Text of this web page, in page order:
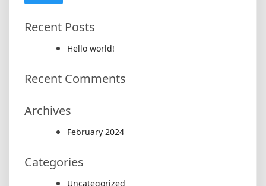
Recent Posts
Hello world!
Recent Comments
Archives
February 2024
Categories
Uncategorized